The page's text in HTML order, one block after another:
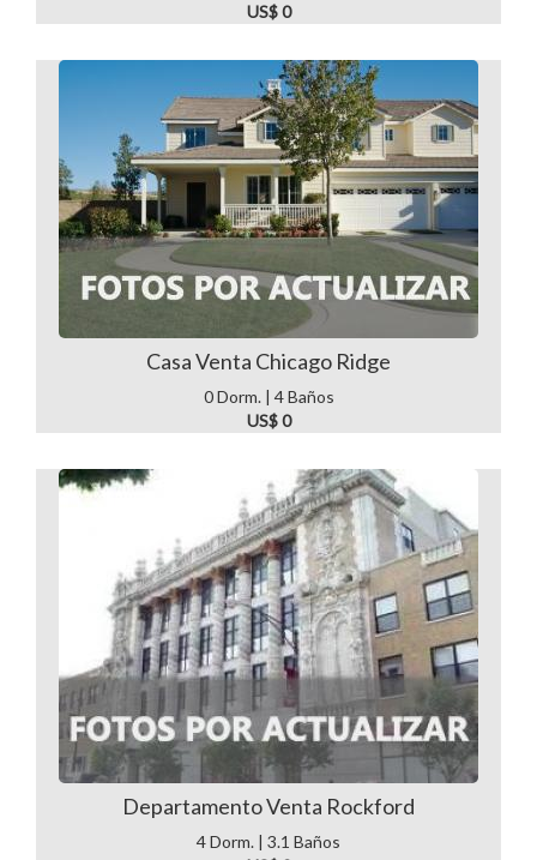
US$ 0
Casa Venta Chicago Ridge
0 Dorm. | 4 Baños
US$ 0
Departamento Venta Rockford
4 Dorm. | 3.1 Baños